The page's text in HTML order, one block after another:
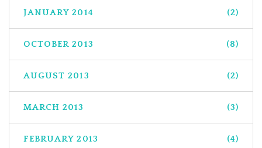
JANUARY 2014 (2)
OCTOBER 2013 (8)
AUGUST 2013 (2)
MARCH 2013 (3)
FEBRUARY 2013 (4)